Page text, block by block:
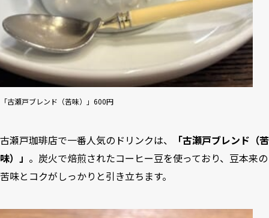
「古瀬戸ブレンド（苦味）」600円
古瀬戸珈琲店で一番人気のドリンクは、
「古瀬戸ブレンド（苦
味）」 。炭火で焙煎されたコーヒー豆を使っており、豆本来の
苦味とコクがしっかりと引き立ちます。